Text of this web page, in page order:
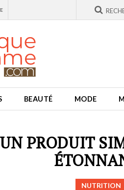
BEAUTÉ MODE
PRODUIT
NUTRITION